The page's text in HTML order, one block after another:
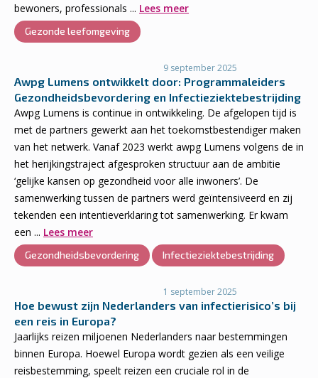
bewoners, professionals ... Lees meer
Gezonde leefomgeving
9 september 2025
Awpg Lumens ontwikkelt door: Programmaleiders
Gezondheidsbevordering en Infectieziektebestrijding
Awpg Lumens is continue in ontwikkeling. De afgelopen tijd is
met de partners gewerkt aan het toekomstbestendiger maken
van het netwerk. Vanaf 2023 werkt awpg Lumens volgens de in
het herijkingstraject afgesproken structuur aan de ambitie
‘gelijke kansen op gezondheid voor alle inwoners’. De
samenwerking tussen de partners werd geïntensiveerd en zij
tekenden een intentieverklaring tot samenwerking. Er kwam
een ... Lees meer
Gezondheidsbevordering Infectieziektebestrijding
1 september 2025
Hoe bewust zijn Nederlanders van infectierisico’s bij
een reis in Europa?
Jaarlijks reizen miljoenen Nederlanders naar bestemmingen
binnen Europa. Hoewel Europa wordt gezien als een veilige
reisbestemming, speelt reizen een cruciale rol in de